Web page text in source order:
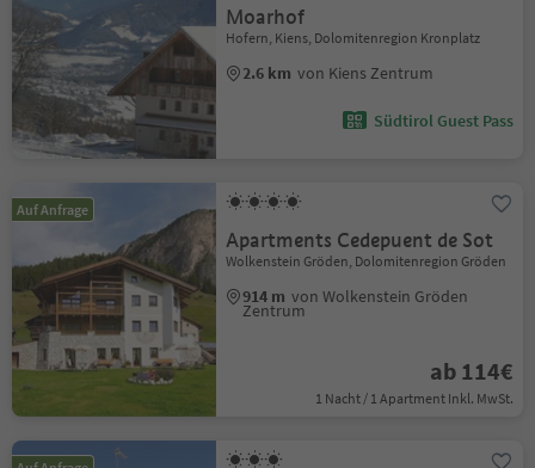
Moarhof
Hofern, Kiens, Dolomitenregion Kronplatz
2.6 km von Kiens Zentrum
Südtirol Guest Pass
Auf Anfrage
Apartments Cedepuent de Sot
Wolkenstein Gröden, Dolomitenregion Gröden
914 m von Wolkenstein Gröden
Zentrum
ab 114€
1 Nacht / 1 Apartment Inkl. MwSt.